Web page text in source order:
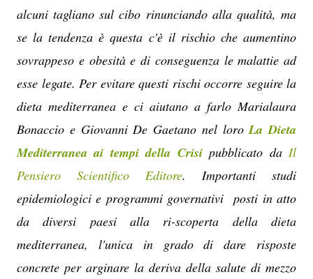
alcuni tagliano sul cibo rinunciando alla qualità, ma
se la tendenza è questa c'è il rischio che aumentino
sovrappeso e obesità e di conseguenza le malattie ad
esse legate. Per evitare questi rischi occorre seguire la
dieta mediterranea e ci aiutano a farlo Marialaura
Bonaccio e Giovanni De Gaetano nel loro La Dieta
Mediterranea ai tempi della Crisipubblicato da Il
Pensiero Scientifico Editore. Importanti studi
epidemiologici e programmi governativi posti in atto
da diversi paesi alla ri-scoperta della dieta
mediterranea, l'unica in grado di dare risposte
concrete per arginare la deriva della salute di mezzo